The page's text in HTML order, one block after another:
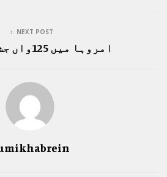
NEXT POST
امروہا میں 125واں جشن بوتراب